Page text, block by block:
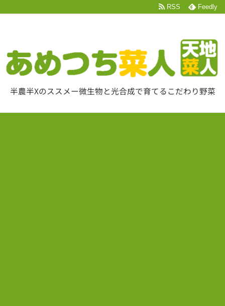
半農半Xのススメー微生物と光合成で育てるこだわり野菜
RSS Feedly